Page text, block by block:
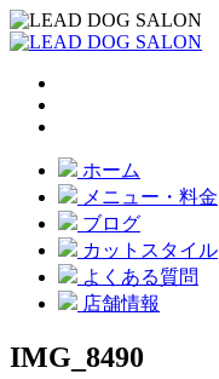
ホーム
メニュー・料金
ブログ
カットスタイル
よくある質問
店舗情報
IMG_8490